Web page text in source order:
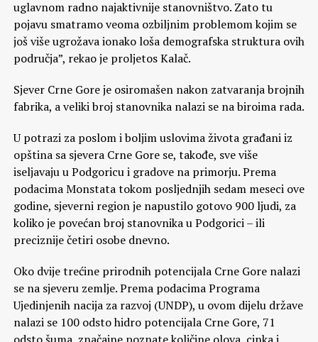
uglavnom radno najaktivnije stanovništvo. Zato tu
pojavu smatramo veoma ozbiljnim problemom kojim se
još više ugrožava ionako loša demografska struktura ovih
područja”, rekao je proljetos Kalač.
Sjever Crne Gore je osiromašen nakon zatvaranja brojnih
fabrika, a veliki broj stanovnika nalazi se na biroima rada.
U potrazi za poslom i boljim uslovima života građani iz
opština sa sjevera Crne Gore se, takođe, sve više
iseljavaju u Podgoricu i gradove na primorju. Prema
podacima Monstata tokom posljednjih sedam meseci ove
godine, sjeverni region je napustilo gotovo 900 ljudi, za
koliko je povećan broj stanovnika u Podgorici – ili
preciznije četiri osobe dnevno.
Oko dvije trećine prirodnih potencijala Crne Gore nalazi
se na sjeveru zemlje. Prema podacima Programa
Ujedinjenih nacija za razvoj (UNDP), u ovom dijelu države
nalazi se 100 odsto hidro potencijala Crne Gore, 71